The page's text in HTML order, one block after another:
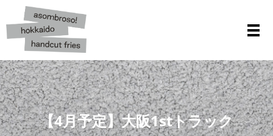
メ
【4月予定】大阪1stトラック